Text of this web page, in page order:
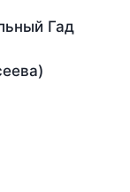
Гад